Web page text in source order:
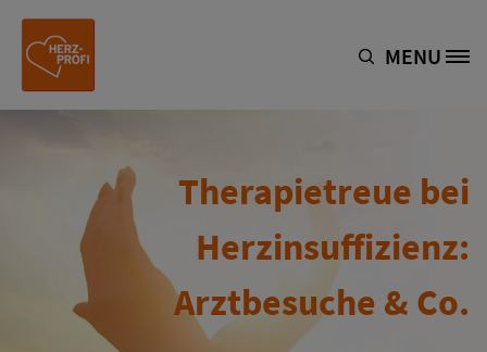
Site Logo MENU
Therapietreue bei
Herzinsuffizienz:
Arztbesuche & Co.